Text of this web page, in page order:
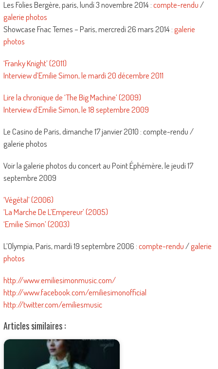
Les Folies Bergère, paris, lundi 3 novembre 2014 :compte-rendu/
galerie photos
Showcase Fnac Ternes – Paris, mercredi 26 mars 2014 :galerie
photos
‘Franky Knight’ (2011)
Interview d’Emilie Simon, le mardi 20 décembre 2011
Lire la chronique de ‘The Big Machine’ (2009)
Interview d’Emilie Simon, le 18 septembre 2009
Le Casino de Paris, dimanche 17 janvier 2010 : compte-rendu /
galerie photos
Voir la galerie photos du concert au Point Éphémère, le jeudi 17
septembre 2009
‘Végétal’ (2006)
‘La Marche De L’Empereur’ (2005)
‘Emilie Simon’ (2003)
L’Olympia, Paris, mardi 19 septembre 2006 :compte-rendu/galerie
photos
http://www.emiliesimonmusic.com/
http://www.facebook.com/emiliesimonofficial
http://twitter.com/emiliesmusic
Articles similaires :